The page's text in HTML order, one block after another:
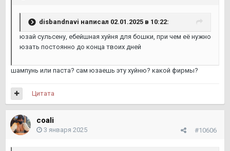
disbandnavi написал 02.01.2025 в 10:22:
юзай сульсену, ебейшная хуйня для бошки, при чем её нужно
юзать постоянно до конца твоих дней
шампунь или паста? сам юзаешь эту хуйню? какой фирмы?
Цитата
coali
#10606
3 января 2025